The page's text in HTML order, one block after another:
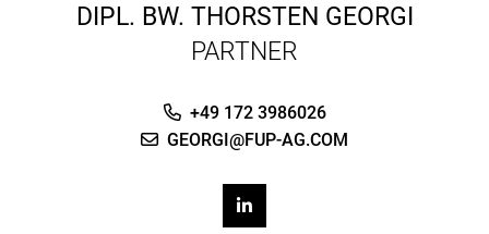
DIPL. BW. THORSTEN GEORGI
PARTNER
+49 172 3986026
GEORGI@FUP-AG.COM